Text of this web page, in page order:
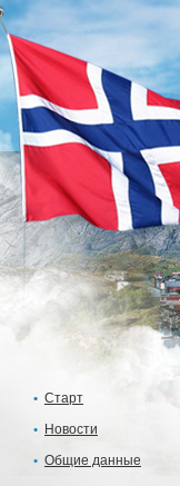
Старт
Новости
Общие данные